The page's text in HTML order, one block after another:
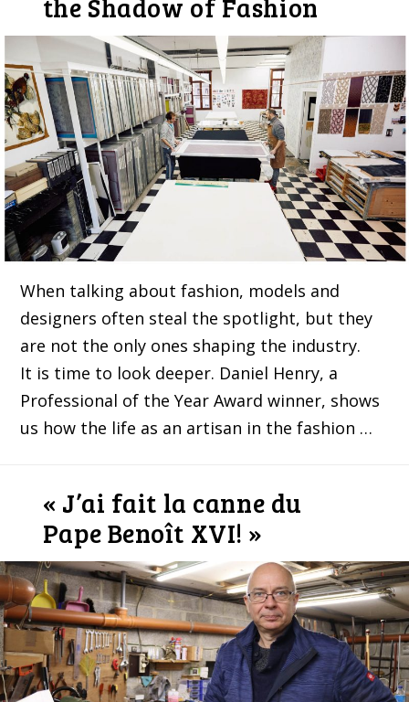
the Shadow of Fashion
When talking about fashion, models and
designers often steal the spotlight, but they
are not the only ones shaping the industry.
It is time to look deeper. Daniel Henry, a
Professional of the Year Award winner, shows
us how the life as an artisan in the fashion …
« J’ai fait la canne du
Pape Benoît XVI! »